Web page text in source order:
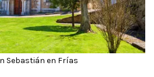
Sebastián en Frías